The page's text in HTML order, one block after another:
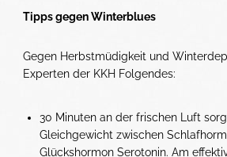
Tipps gegen Winterblues
Gegen Herbstmüdigkeit und
Experten der KKH Folgendes:
30 Minuten an der frischen Luft
Gleichgewicht zwischen
Glückshormon Serotonin. Am